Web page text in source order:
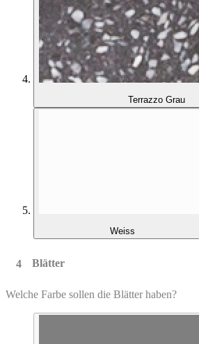
Terrazzo Grau
Weiss
Blätter
Welche Farbe sollen die Blätter haben?